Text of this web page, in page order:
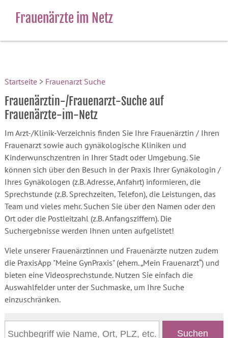
Frauenärzte im Netz
Startseite> Frauenarzt Suche
Frauenärztin-/Frauenarzt-Suche auf
Frauenärzte-im-Netz
Im Arzt-/Klinik-Verzeichnis finden Sie Ihre Frauenärztin / Ihren
Frauenarzt sowie auch gynäkologische Kliniken und
Kinderwunschzentren in Ihrer Stadt oder Umgebung. Sie
können sich über den Besuch in der Praxis Ihrer Gynäkologin /
Ihres Gynäkologen (z.B. Adresse, Anfahrt) informieren, die
Sprechstunde (z.B. Sprechzeiten, Telefon), die Leistungen, das
Team und vieles mehr. Suchen Sie über den Namen oder den
Ort oder die Postleitzahl (z.B. Anfangsziffern). Die
Suchergebnisse werden Ihnen unten aufgelistet!
Viele unserer Frauenärztinnen und Frauenärzte nutzen zudem
die PraxisApp "Meine GynPraxis" (ehem. „Mein Frauenarzt“) und
bieten eine Videosprechstunde. Nutzen Sie einfach die
Auswahlfelder unter der Suchmaske, um Ihre Suche
einzuschränken.